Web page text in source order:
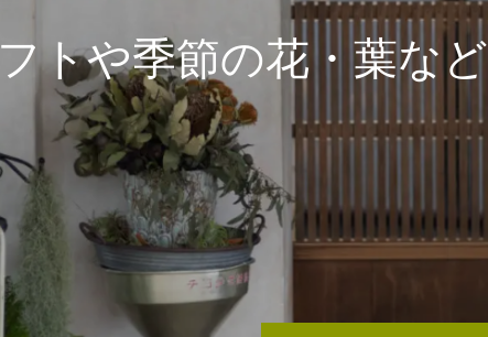
フトや季節の花 ・ 葉な ど